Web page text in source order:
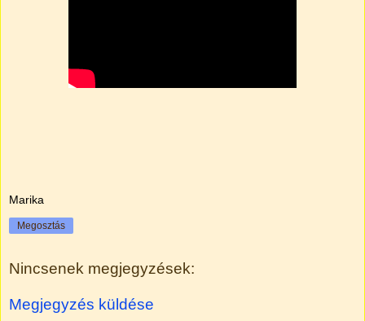
Marika
Megosztás
Nincsenek megjegyzések:
Megjegyzés küldése